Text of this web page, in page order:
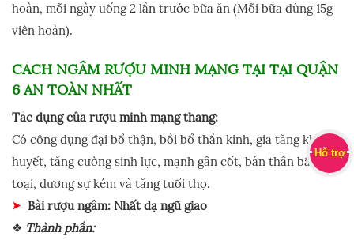
hoàn, mỗi ngày uống 2 lần trước bữa ăn (Mỗi bữa dùng 15g
viên hoàn).
CÁCH NGÂM RƯỢU MINH MẠNG TẠI TẠI QUẬN
6AN TOÀN NHẤT
Tác dụng của rượu minh mạng thang:
Có công dụng đại bổ thận, bồi bổ thần kinh, gia tăng khí
huyết, tăng cường sinh lực, mạnh gân cốt, bán thân bất
toại, dương sự kém và tăng tuổi thọ.
Bài rượu ngâm: Nhất dạ ngũ giao
❖ Thành phần:
Hỗ trợ